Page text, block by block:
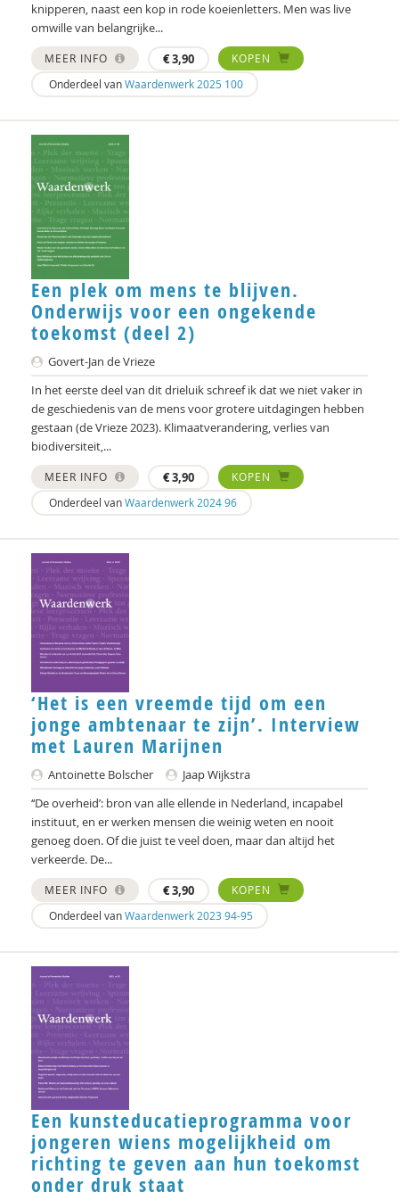
knipperen, naast een kop in rode koeienletters. Men was live
omwille van belangrijke...
MEER INFO €3,90
KOPEN
Onderdeel vanWaardenwerk 2025 100
Een plek om mens te blijven.
Onderwijs voor een ongekende
toekomst (deel 2)
Govert-Jan de Vrieze
In het eerste deel van dit drieluik schreef ik dat we niet vaker in
de geschiedenis van de mens voor grotere uitdagingen hebben
gestaan (de Vrieze 2023). Klimaatverandering, verlies van
biodiversiteit,...
MEER INFO €3,90
KOPEN
Onderdeel vanWaardenwerk 2024 96
‘Het is een vreemde tijd om een
jonge ambtenaar te zijn’. Interview
met Lauren Marijnen
Antoinette Bolscher
Jaap Wijkstra
‘‘De overheid’: bron van alle ellende in Nederland, incapabel
instituut, en er werken mensen die weinig weten en nooit
genoeg doen. Of die juist te veel doen, maar dan altijd het
verkeerde. De...
MEER INFO €3,90
KOPEN
Onderdeel vanWaardenwerk 2023 94-95
Een kunsteducatieprogramma voor
jongeren wiens mogelijkheid om
richting te geven aan hun toekomst
onder druk staat